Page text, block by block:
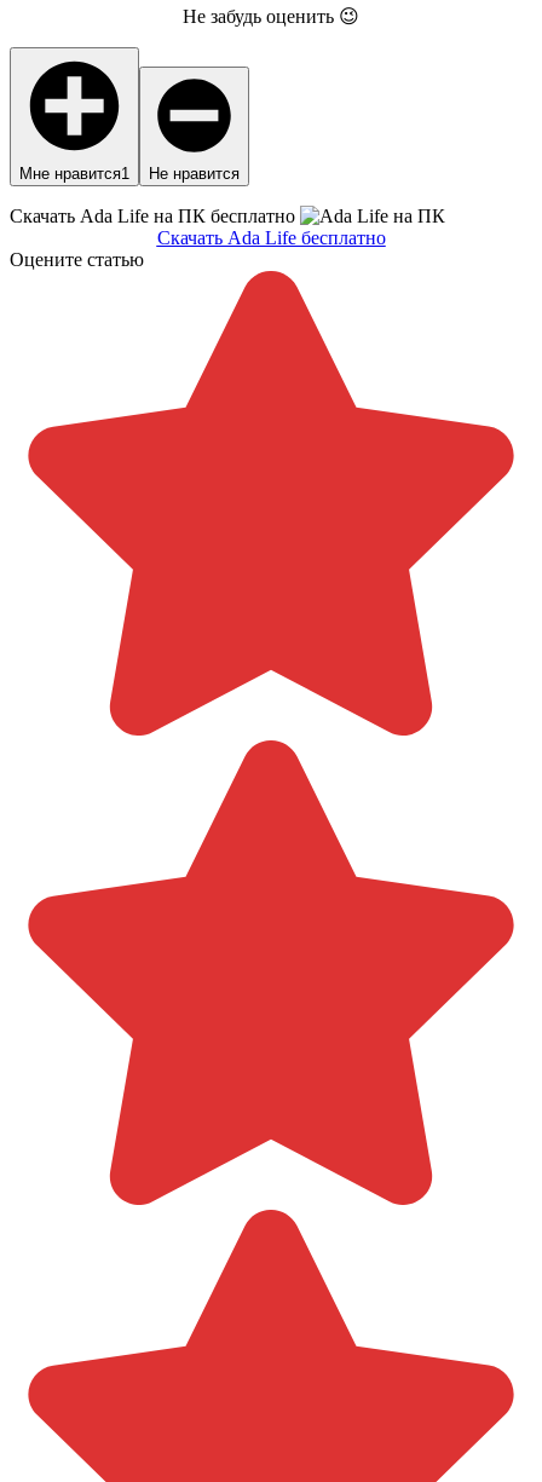
Не забудь оценить 😉
Мне нравится1 Не нравится
Скачать Ada Life на ПК бесплатно
Скачать Ada Life бесплатно
Оцените статью